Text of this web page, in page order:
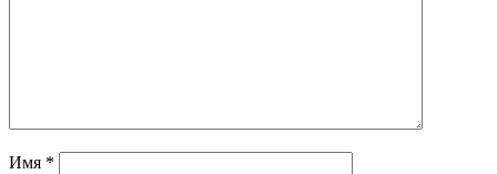
Имя *